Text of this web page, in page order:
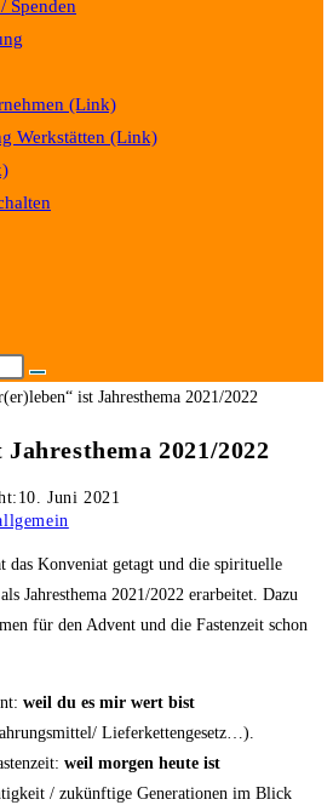
Spenden
(Link)
Werkstätten (Link)
2021/2022
10. Juni 2021
das Konveniat getagt und die spirituelle
als Jahresthema 2021/2022 erarbeitet. Dazu
für den Advent und die Fastenzeit schon
weil du es mir wert bist
Lieferkettengesetz…).
weil morgen heute ist
/ zukünftige Generationen im Blick